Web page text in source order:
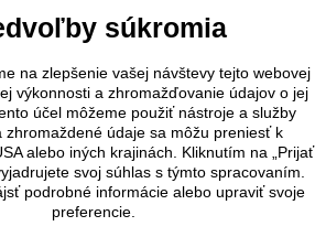
súkromia
na zlepšenie vašej návštevy tejto webovej
výkonnosti a zhromažďovanie údajov o jej
účel môžeme použiť nástroje a služby
zhromaždené údaje sa môžu preniesť k
alebo iných krajinách. Kliknutím na „Prijať
svoj súhlas s týmto spracovaním.
podrobné informácie alebo upraviť svoje
preferencie.